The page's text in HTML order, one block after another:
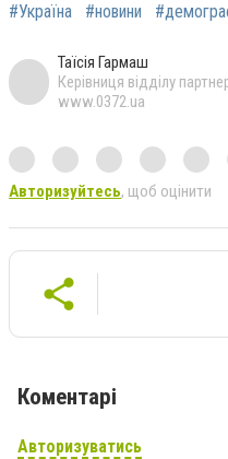
#Україна #новини
Таїсія Гармаш
Керівниця відділу
www.0372.ua
Авторизуйтесь, щоб оцінити
Коментарі
Авторизуватись